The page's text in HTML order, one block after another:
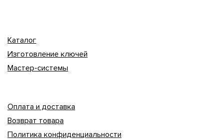
Каталог
Изготовление ключей
Мастер-системы
Оплата и доставка
Возврат товара
Политика конфиденциальности